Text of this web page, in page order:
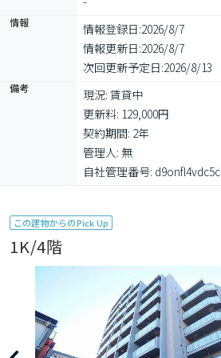
情報 情報登録日:2026/8/7
情報更新日:2026/8/7
次回更新予定日:2026/8/13
備考
現況: 賃貸中
更新料: 129,000円
契約期間: 2年
管理人: 無
自社管理番号:
この建物からのPick Up
1K/4階